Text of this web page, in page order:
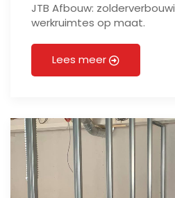
JTB Afbouw:
werkruimtes op maat.
Lees meer